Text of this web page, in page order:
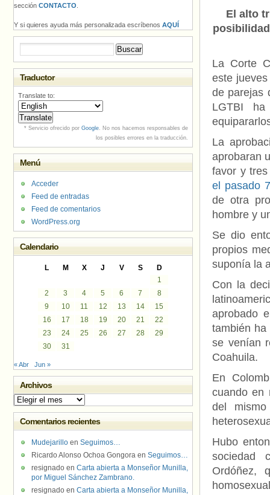
El alto
La Corte
este
de parejas
LGTBI ha
La
aprobaran
favor y
el pasado
de otra
hombre y
Se dio
propios
suponía la
Con la
aprobado
también
se venían
Coahuila.
En
cuando en
del
Hubo
sociedad
Ordóñez,
sección CONTACTO
Y si quieres ayuda más personalizada escríbenos AQUÍ
Traductor
Translate to:
* Servicio ofrecido por Google. No nos hacemos responsables de
los posibles errores en la traducción.
Menú
Acceder
Feed de entradas
Feed de comentarios
WordPress.org
Calendario
L M X J V S
D
1
2
3 4 5 6 7
8
9
10 11 12 13 14
15
16
17 18 19 20 21
22
23
24 25 26 27 28
29
30
31
« Abr Jun »
Archivos
Archivos
Comentarios recientes
Mudejarillo en Seguimos…
Ricardo Alonso Ochoa Gongora en Seguimos…
resignado en Carta abierta a Monseñor Munilla,
por Miguel Sánchez Zambrano.
resignado en Carta abierta a Monseñor Munilla,